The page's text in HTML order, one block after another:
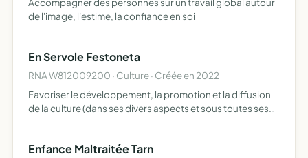
Accompagner des personnes sur un travail global autour
de l'image, l'estime, la confiance en soi
En Servole Festoneta
RNA W812009200 · Culture · Créée en 2022
Favoriser le développement, la promotion et la diffusion
de la culture (dans ses divers aspects et sous toutes ses
manif…
Enfance Maltraitée Tarn